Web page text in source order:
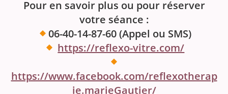
Pour en savoir plus ou pour réserver
votre séance :
06-40-14-87-60 (Appel ou SMS)
https://reflexo-vitre.com/
https://www.facebook.com/reflexotherap
ie.marieGautier/